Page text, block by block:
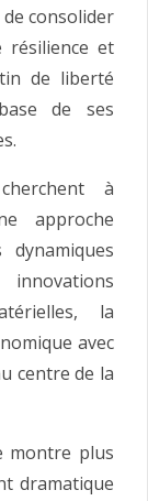
consolider
résilience et
de liberté
de ses
à
approche
la
avec
centre de la
montre plus
dramatique